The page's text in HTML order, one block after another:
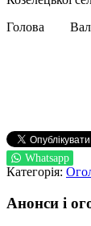
Голова
Whatsapp
Категорія:
Анонси і